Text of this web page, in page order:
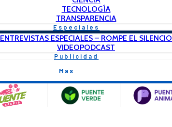
TECNOLOGÍA
TRANSPARENCIA
Especiales
ENTREVISTAS ESPECIALES – ROMPE EL SILENCIO
VIDEOPODCAST
Publicidad
Mas